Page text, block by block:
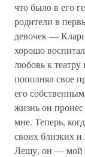
что было в его
родители в
девочек —
хорошо
любовь к
пополнял свое
его
жизнь он
мне. Теперь,
своих близких
Лешу, он — мой